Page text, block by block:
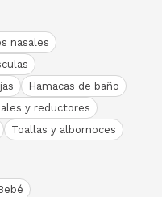
nasales
Hamacas de baño
y reductores
Toallas y albornoces